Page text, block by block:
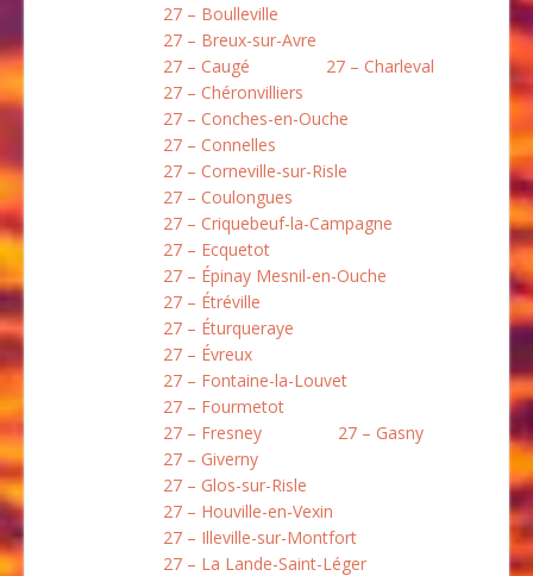
27 – Boulleville
27 – Breux-sur-Avre
27 – Caugé
27 – Charleval
27 – Chéronvilliers
27 – Conches-en-Ouche
27 – Connelles
27 – Corneville-sur-Risle
27 – Coulongues
27 – Criquebeuf-la-Campagne
27 – Ecquetot
27 – Épinay Mesnil-en-Ouche
27 – Étréville
27 – Éturqueraye
27 – Évreux
27 – Fontaine-la-Louvet
27 – Fourmetot
27 – Fresney
27 – Gasny
27 – Giverny
27 – Glos-sur-Risle
27 – Houville-en-Vexin
27 – Illeville-sur-Montfort
27 – La Lande-Saint-Léger